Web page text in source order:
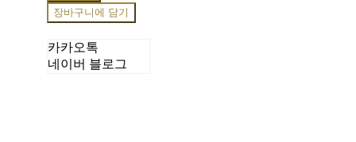
장바구니에 담기
카카오톡
네이버 블로그